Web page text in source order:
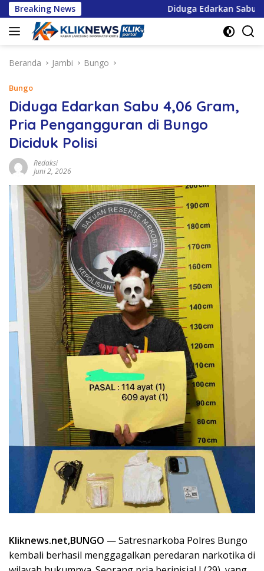
Langsung
ke
konten
Breaking News Diduga Edarkan Sabu
Beranda Jambi Bungo
Bungo
Diduga Edarkan Sabu 4,06 Gram,
Pria Pengangguran di Bungo
Diciduk Polisi
Redaksi
Juni 2, 2026
Kliknews.net,BUNGO — Satresnarkoba Polres Bungo
kembali berhasil menggagalkan peredaran narkotika di